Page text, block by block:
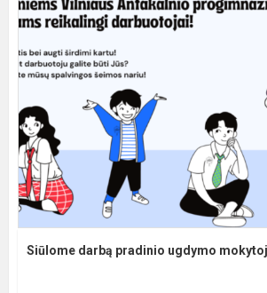
Siūlome darbą pradinio ugdymo